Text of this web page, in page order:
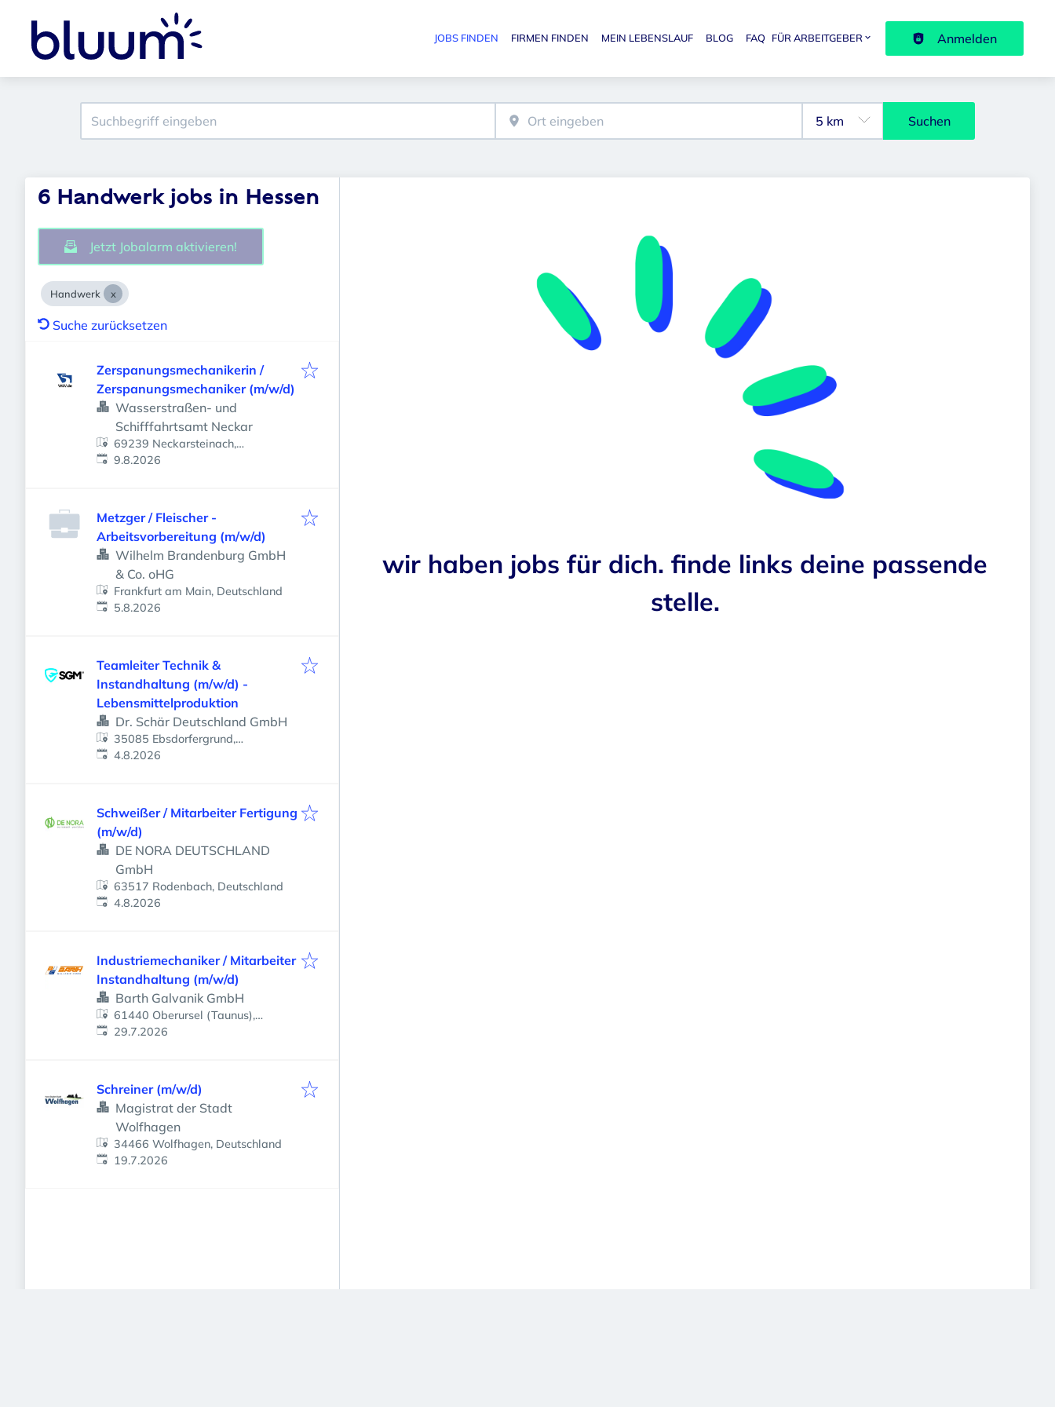
Haupt-Navigation
JOBS FINDEN FIRMEN FINDEN MEIN LEBENSLAUF BLOG FAQ FÜR ARBEITGEBER Anmelden
Suchen
6 Handwerk jobs in Hessen
Jetzt Jobalarm aktivieren!
Handwerk
Suche zurücksetzen
Zerspanungsmechanikerin /
Zerspanungsmechaniker (m/w/d)
Wasserstraßen- und
Schifffahrtsamt Neckar
69239 Neckarsteinach,
Deutschland
Veröffentlicht
9.8.2026
Metzger / Fleischer -
Arbeitsvorbereitung (m/w/d)
Wilhelm Brandenburg GmbH
& Co. oHG
Frankfurt am Main, Deutschland
Veröffentlicht
5.8.2026
Teamleiter Technik &
Instandhaltung (m/w/d) -
Lebensmittelproduktion
Dr. Schär Deutschland GmbH
35085 Ebsdorfergrund,
Deutschland
Veröffentlicht
4.8.2026
Schweißer / Mitarbeiter Fertigung
(m/w/d)
DE NORA DEUTSCHLAND
GmbH
63517 Rodenbach, Deutschland
Veröffentlicht
4.8.2026
Industriemechaniker / Mitarbeiter
Instandhaltung (m/w/d)
Barth Galvanik GmbH
61440 Oberursel (Taunus),
Deutschland
Veröffentlicht:
29.7.2026
Schreiner (m/w/d)
Magistrat der Stadt
Wolfhagen
34466 Wolfhagen, Deutschland
Veröffentlicht:
19.7.2026
wir haben jobs für dich. finde links deine passende
stelle.